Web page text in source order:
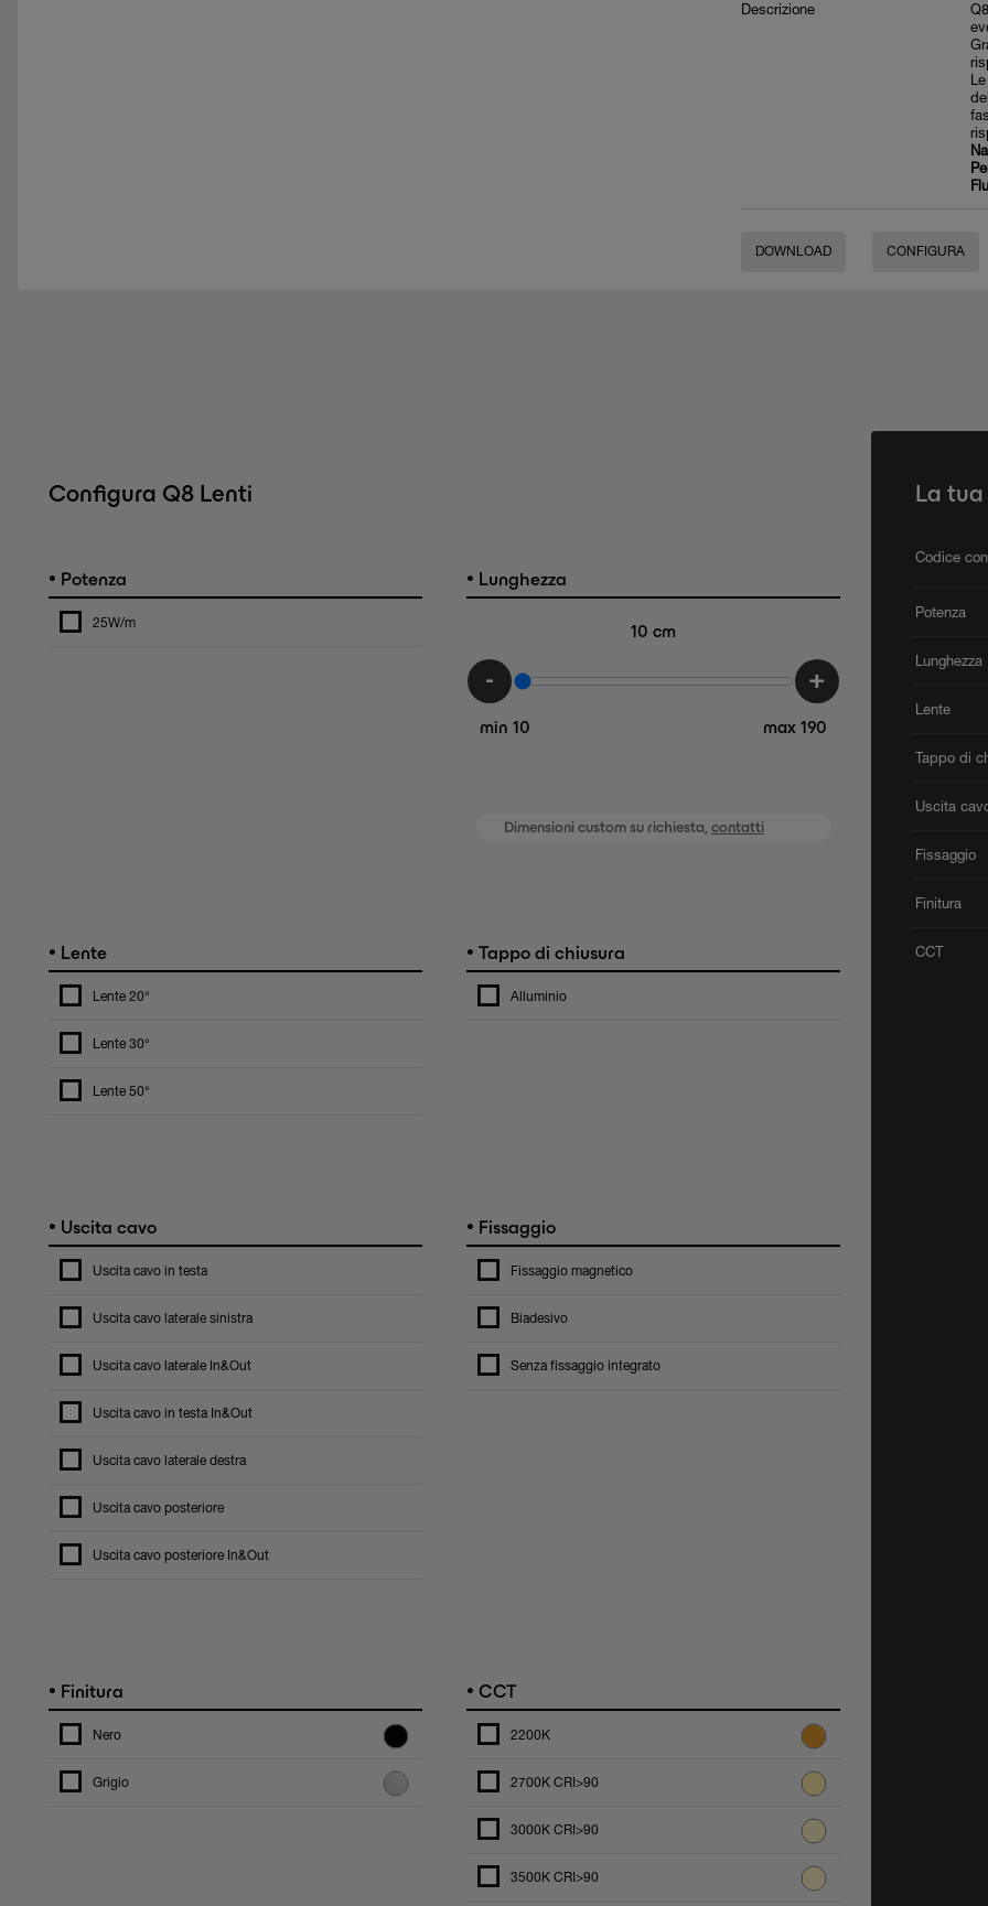
Descrizione
DOWNLOAD CONFIGURA
Configura Q8 Lenti
• Potenza
25W/m
• Lunghezza
10 cm
min 10 max 190
- +
Dimensioni custom su richiesta, contatti
• Lente
Lente 20°
Lente 30°
Lente 50°
• Tappo di chiusura
Alluminio
• Uscita cavo
Uscita cavo in testa
Uscita cavo laterale sinistra
Uscita cavo laterale In&Out
Uscita cavo in testa In&Out
Uscita cavo laterale destra
Uscita cavo posteriore
Uscita cavo posteriore In&Out
• Fissaggio
Fissaggio magnetico
Biadesivo
Senza fissaggio integrato
• Finitura
Nero
Grigio
• CCT
2200K
2700K CRI>90
3000K CRI>90
3500K CRI>90
La
Codice
Potenza
Lunghezza
Lente
Tappo di
Uscita
Fissaggio
Finitura
CCT